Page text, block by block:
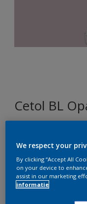
Cetol BL
Verpakkingsgrootte
We respect your
By clicking “Accept All
on your device to
assist in our marketing
informatie